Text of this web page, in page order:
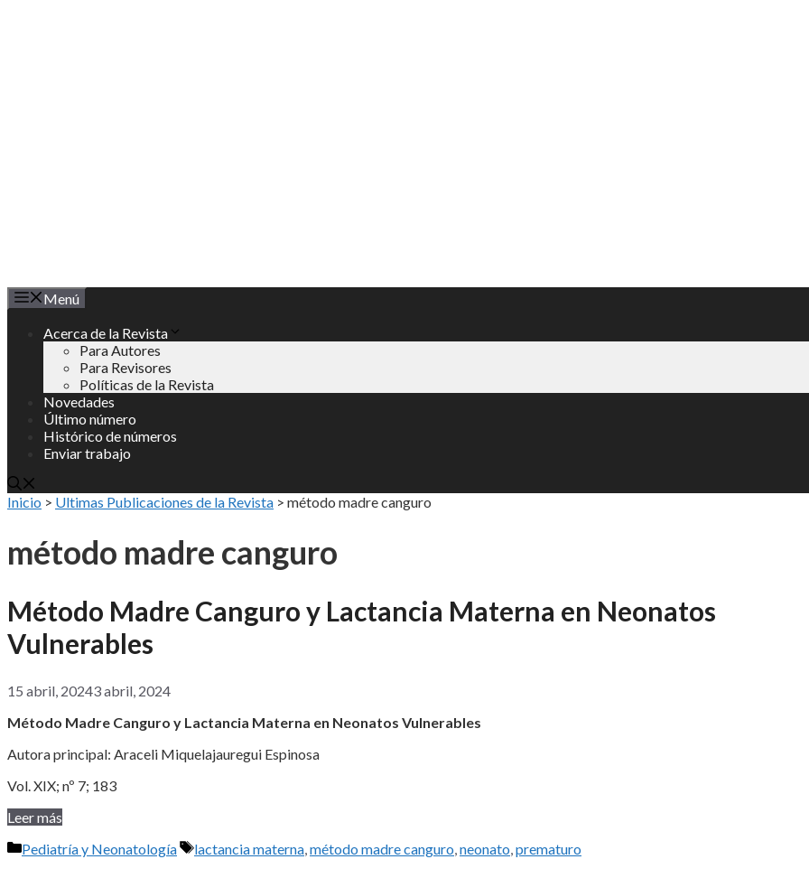
Menú
Acerca de la Revista
Para Autores
Para Revisores
Políticas de la Revista
Novedades
Último número
Histórico de números
Enviar trabajo
Inicio > Ultimas Publicaciones de la Revista > método madre canguro
método madre canguro
Método Madre Canguro y Lactancia Materna en Neonatos
Vulnerables
15 abril, 20243 abril, 2024
Método Madre Canguro y Lactancia Materna en Neonatos Vulnerables
Autora principal: Araceli Miquelajauregui Espinosa
Vol. XIX; nº 7; 183
Leer más
Categorías
Pediatría y Neonatología Etiquetas
lactancia materna,método madre canguro,neonato,prematuro